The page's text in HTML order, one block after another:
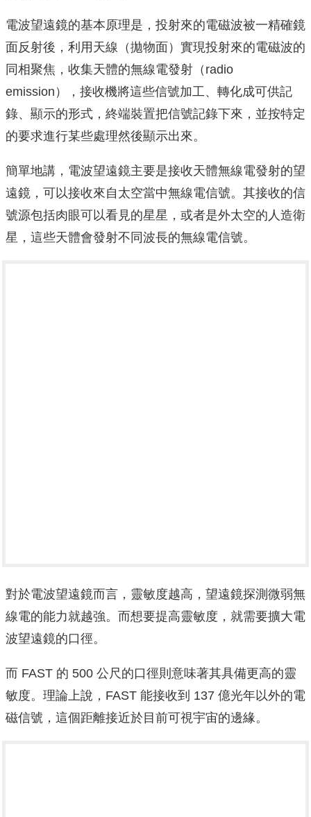
電波望遠鏡的基本原理是，投射來的電磁波被一精確鏡
面反射後，利用天線（拋物面）實現投射來的電磁波的
同相聚焦，收集天體的無線電發射（ radio
emission ），接收機將這些信號加工、轉化成可供記
錄、顯示的形式，終端裝置把信號記錄下來，並按特定
的要求進行某些處理然後顯示出來。
簡單地講，電波望遠鏡主要是接收天體無線電發射的望
遠鏡，可以接收來自太空當中無線電信號。其接收的信
號源包括肉眼可以看見的星星，或者是外太空的人造衛
星，這些天體會發射不同波長的無線電信號。
對於電波望遠鏡而言，靈敏度越高，望遠鏡探測微弱無
線電的能力就越強。而想要提高靈敏度，就需要擴大電
波望遠鏡的口徑。
而 FAST 的 500 公尺的口徑則意味著其具備更高的靈
敏度。理論上說，FAST 能接收到 137 億光年以外的電
磁信號，這個距離接近於目前可視宇宙的邊緣。